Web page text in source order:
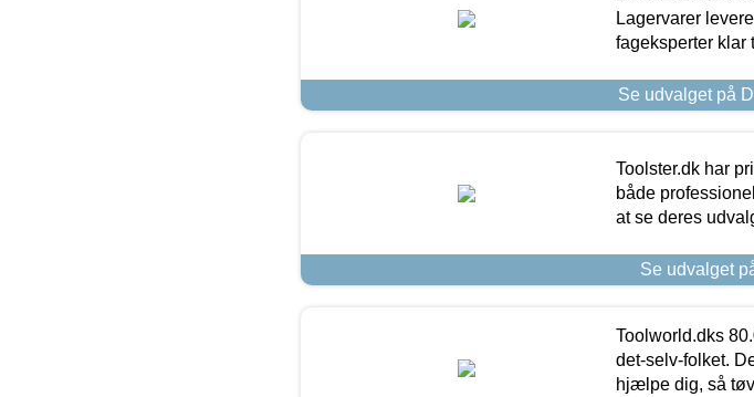
Lagervarer
fageksperter klar
Se udvalget på
Toolster.dk har
både
at se deres
Se udvalget
Toolworld.dks
det-selv-folket.
hjælpe dig, så